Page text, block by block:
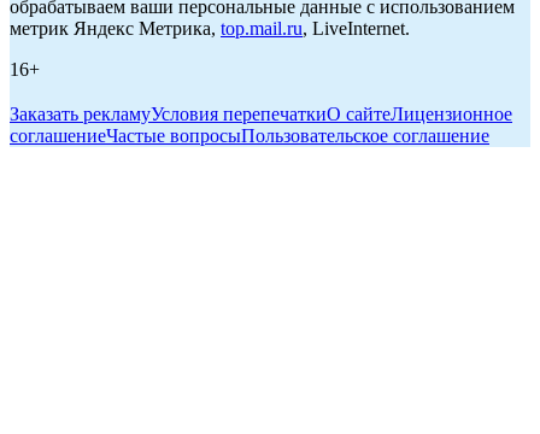
обрабатываем ваши персональные данные с использованием
метрик Яндекс Метрика, top.mail.ru, LiveInternet.
16+
Заказать рекламуУсловия перепечаткиО сайтеЛицензионное
соглашениеЧастые вопросыПользовательское соглашение